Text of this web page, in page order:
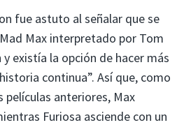
fue astuto al señalar que se
Max interpretado por Tom
y existía la opción de hacer más
continua”. Así que, como
películas anteriores, Max
Furiosa asciende con un